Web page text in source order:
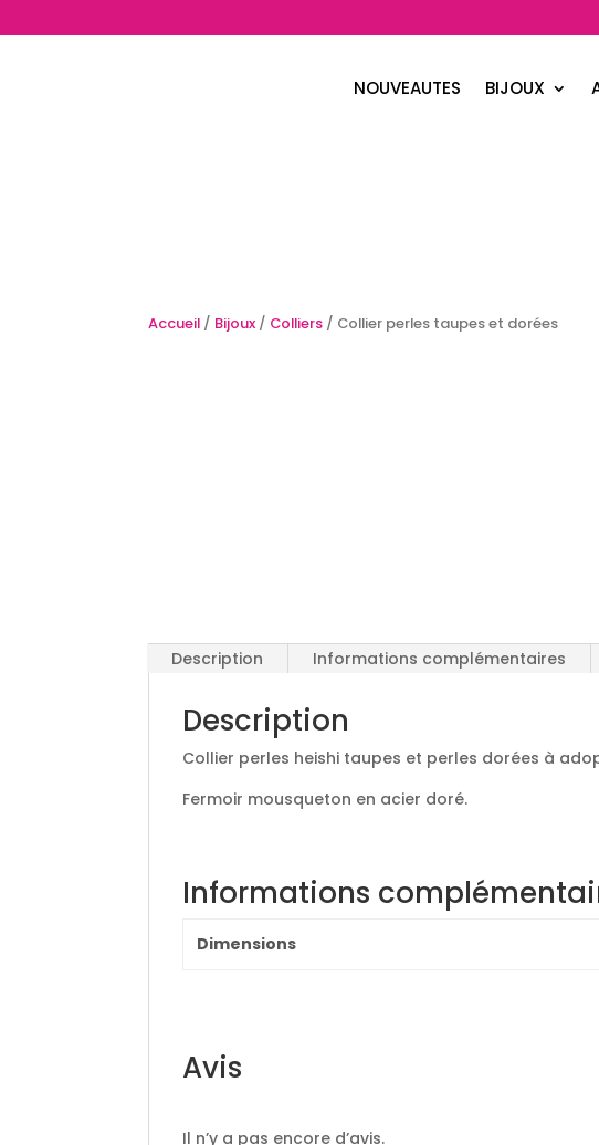
NOUVEAUTES BIJOUX
Accueil / Bijoux / Colliers / Collier perles taupes et dorées
Description Informations complémentaires
Description
Collier perles heishi taupes et perles dorées à
Fermoir mousqueton en acier doré.
Informations
Dimensions
Avis
Il n’y a pas encore d’avis.